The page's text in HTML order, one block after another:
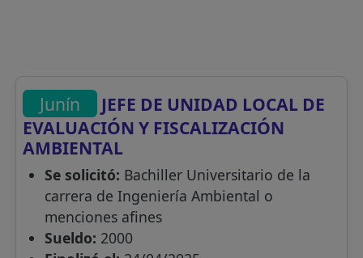
Junín
JEFE DE UNIDAD LOCAL DE
EVALUACIÓN Y FISCALIZACIÓN
AMBIENTAL
Se solicitó: Bachiller Universitario de la
carrera de Ingeniería Ambiental o
menciones afines
Sueldo: 2000